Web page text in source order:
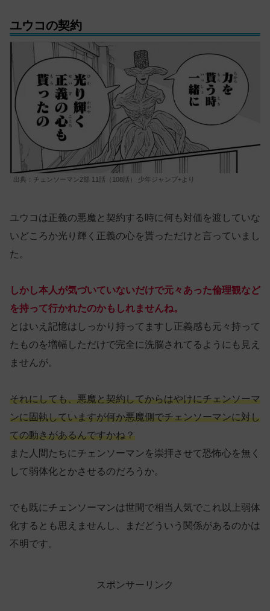
ユウコの契約
出典：チェンソーマン2部 11話（108話） 少年ジャンプ+より
ユウコは正義の悪魔と契約する時に何も対価を渡していな
いどころか光り輝く正義の心を貰っただけと言っていまし
た。
しかし本人が気づいていないだけで元々あった倫理観など
を持って行かれたのかもしれませんね。
とはいえ記憶はしっかり持ってますし正義感も元々持って
たものを増幅しただけで完全に洗脳されてるようにも見え
ませんが。
それにしても、悪魔と契約してからはやけにチェンソーマ
ンに固執していますが何か悪魔側でチェンソーマンに対し
ての動きがあるんですかね？
また人間たちにチェンソーマンを崇拝させて恐怖心を無く
して弱体化とかさせるのだろうか。
でも既にチェンソーマンは世間で相当人気でこれ以上弱体
化するとも思えませんし、まだどういう関係があるのかは
不明です。
スポンサーリンク